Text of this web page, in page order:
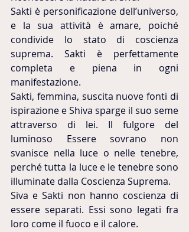
Sakti è personificazione dell’universo,
e la sua attività è amare, poiché
condivide lo stato di coscienza
suprema. Sakti è perfettamente
completa e piena in ogni
manifestazione.
Sakti, femmina, suscita nuove fonti di
ispirazione e Shiva sparge il suo seme
attraverso di lei. Il fulgore del
luminoso Essere sovrano non
svanisce nella luce o nelle tenebre,
perché tutta la luce e le tenebre sono
illuminate dalla Coscienza Suprema.
Siva e Sakti non hanno coscienza di
essere separati. Essi sono legati fra
loro come il fuoco e il calore.